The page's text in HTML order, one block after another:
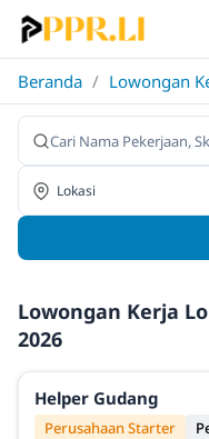
Beranda / Lowongan
Lowongan Kerja
2026
Helper Gudang
Perusahaan Starter